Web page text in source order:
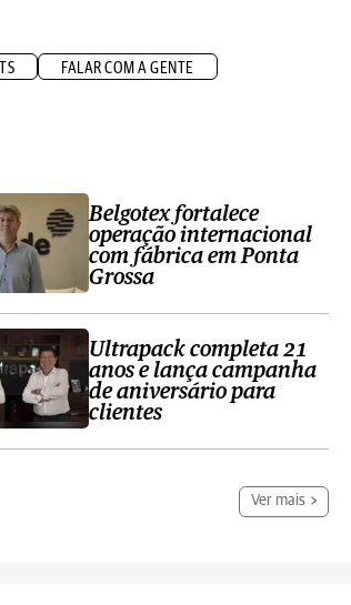
FALAR COM A GENTE
Belgotex fortalece
operação internacional
com fábrica em Ponta
Grossa
Ultrapack completa 21
anos e lança campanha
de aniversário para
clientes
Ver mais